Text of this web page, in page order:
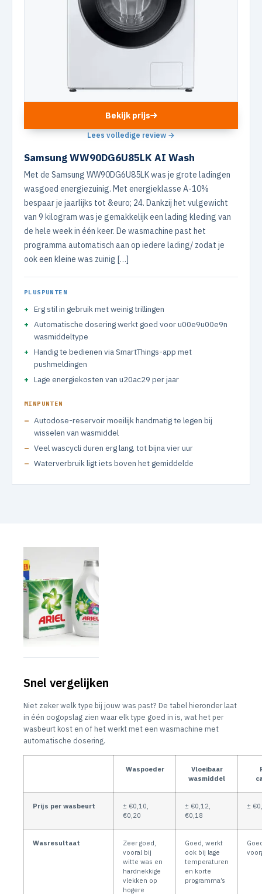
Bekijk prijs
Lees volledige review →
Samsung WW90DG6U85LK AI Wash
Met de Samsung WW90DG6U85LK was je grote ladingen
wasgoed energiezuinig. Met energieklasse A-10%
bespaar je jaarlijks tot &euro; 24. Dankzij het vulgewicht
van 9 kilogram was je gemakkelijk een lading kleding van
de hele week in één keer. De wasmachine past het
programma automatisch aan op iedere lading/ zodat je
ook een kleine was zuinig […]
PLUSPUNTEN
Erg stil in gebruik met weinig trillingen
Automatische dosering werkt goed voor u00e9u00e9n
wasmiddeltype
Handig te bedienen via SmartThings-app met
pushmeldingen
Lage energiekosten van u20ac29 per jaar
MINPUNTEN
Autodose-reservoir moeilijk handmatig te legen bij
wisselen van wasmiddel
Veel wascycli duren erg lang, tot bijna vier uur
Waterverbruik ligt iets boven het gemiddelde
Snel vergelijken
Niet zeker welk type bij jouw was past? De tabel hieronder laat
in één oogopslag zien waar elk type goed in is, wat het per
wasbeurt kost en of het werkt met een wasmachine met
automatische dosering.
Waspoeder
Vloeibaar
wasmiddel
Prijs per wasbeurt
± €0,10,
€0,20
± €0,12,
€0,18
±
Wasresultaat
Zeer goed,
vooral bij
witte was en
hardnekkige
vlekken op
hogere
Goed, werkt
ook bij lage
temperaturen
en korte
programma’s